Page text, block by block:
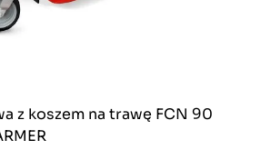
z koszem na trawę FCN 90